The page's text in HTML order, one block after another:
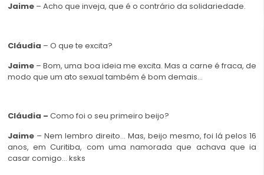
Jaime – Acho que inveja, que é o contrário da solidariedade.
Cláudia – O que te excita?
Jaime – Bom, uma boa ideia me excita. Mas a carne é fraca, de
modo que um ato sexual também é bom demais…
Cláudia – Como foi o seu primeiro beijo?
Jaime – Nem lembro direito… Mas, beijo mesmo, foi lá pelos 16
anos, em Curitiba, com uma namorada que achava que ia
casar comigo… ksks